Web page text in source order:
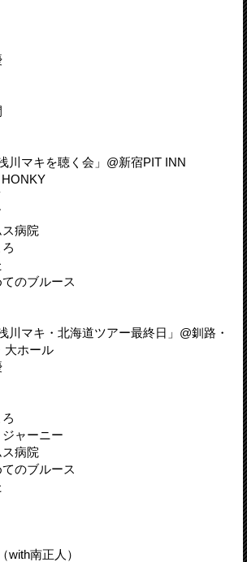
川マキを聴く会」@新宿PIT INN
病院
のブルース
川マキ・北海道ツアー最終日」@釧路・
大ホール
ャーニー
病院
のブルース
with南正人）